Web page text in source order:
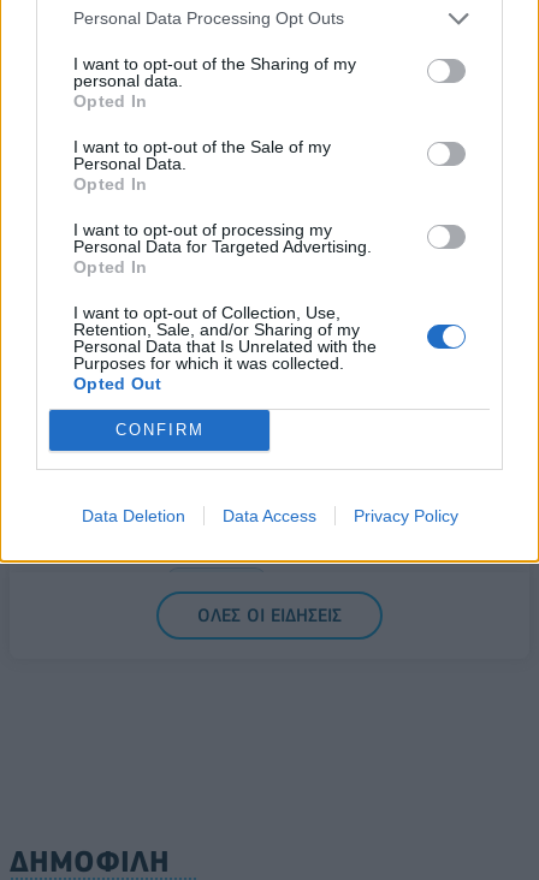
Personal Data Processing Opt Outs
I want to opt-out of the Sharing of my
personal data.
Opted In
I want to opt-out of the Sale of my
Personal Data.
Opted In
I want to opt-out of processing my
Personal Data for Targeted Advertising.
Opted In
I want to opt-out of Collection, Use,
Retention, Sale, and/or Sharing of my
Personal Data that Is Unrelated with the
Purposes for which it was collected.
Opted Out
CONFIRM
Data Deletion Data Access Privacy Policy
στην ανάπτυξη - Μεγαλύτερη πρόκληση η
προσέλκυση πελατών
Χρηματιστήριο: Στις 2.627,95 μονάδες ο Γενικός
06/08/2026 - 15:46 ΟΙΚΟΝΟΜΙΑ
κτηνοτρόφους για ευλογιά, πανώλη και αφθώδη
πυρετό
06/08/2026 - 15:33 ΟΙΚΟΝΟΜΙΑ
Στ. Παπασταύρου: Άμεσα αντιδιαβρωτικά έργα στη
Δυτική Αττική
06/08/2026 - 15:17 ΠΟΛΙΤΙΚΗ
Συνάλλαγμα: Το ευρώ υποχωρεί κατά 0,11%, στα
ΟΛΕΣ ΟΙ ΕΙΔΗΣΕΙΣ
ΔΗΜΟΦΙΛΗ